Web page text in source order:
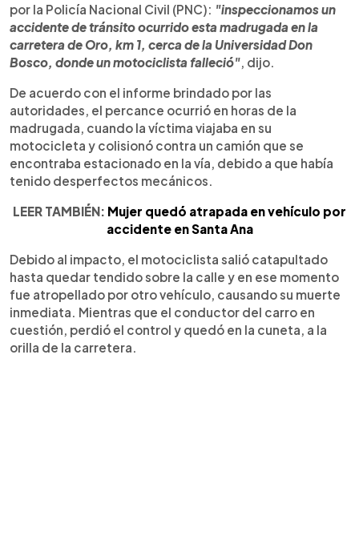
por la Policía Nacional Civil (PNC): "inspeccionamos un
accidente de tránsito ocurrido esta madrugada en la
carretera de Oro, km 1, cerca de la Universidad Don
Bosco, donde un motociclista falleció" , dijo.
De acuerdo con el informe brindado por las
autoridades, el percance ocurrió en horas de la
madrugada, cuando la víctima viajaba en su
motocicleta y colisionó contra un camión que se
encontraba estacionado en la vía, debido a que había
tenido desperfectos mecánicos.
LEER TAMBIÉN: Mujer quedó atrapada en vehículo por
accidente en Santa Ana
Debido al impacto, el motociclista salió catapultado
hasta quedar tendido sobre la calle y en ese momento
fue atropellado por otro vehículo, causando su muerte
inmediata. Mientras que el conductor del carro en
cuestión, perdió el control y quedó en la cuneta, a la
orilla de la carretera.